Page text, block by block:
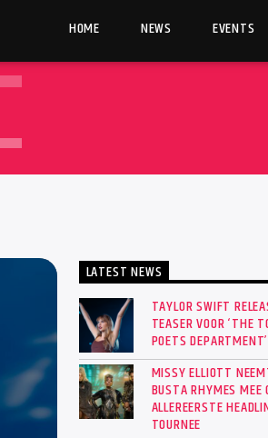
HOME NEWS EVENTS
LATEST NEWS
TAYLOR SWIFT
TEASER VOOR ‘THE
POETS DEPARTMENT’
MISSY ELLIOTT
BUSTA RHYMES MEE
ALLEREERSTE
TOURNEE